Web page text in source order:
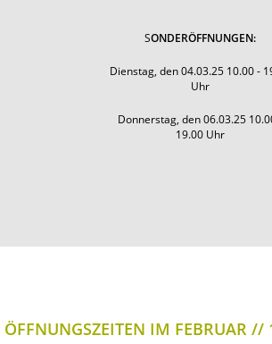
SONDERÖFFNUNGEN:
Dienstag, den 04.03.25 10.00 -
Uhr
Donnerstag, den 06.03.25
19.00 Uhr
ÖFFNUNGSZEITEN IM FEBRUAR